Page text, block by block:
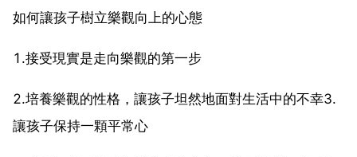
如何讓孩子樹立樂觀向上的心態
1.接受現實是走向樂觀的第一步
2.培養樂觀的性格，讓孩子坦然地面對生活中的不幸3.
讓孩子保持一顆平常心